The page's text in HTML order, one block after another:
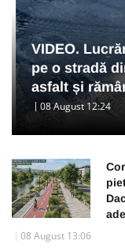
VIDEO.
pe o stradă
asfalt și
08 August 12:24
08 August 13:06